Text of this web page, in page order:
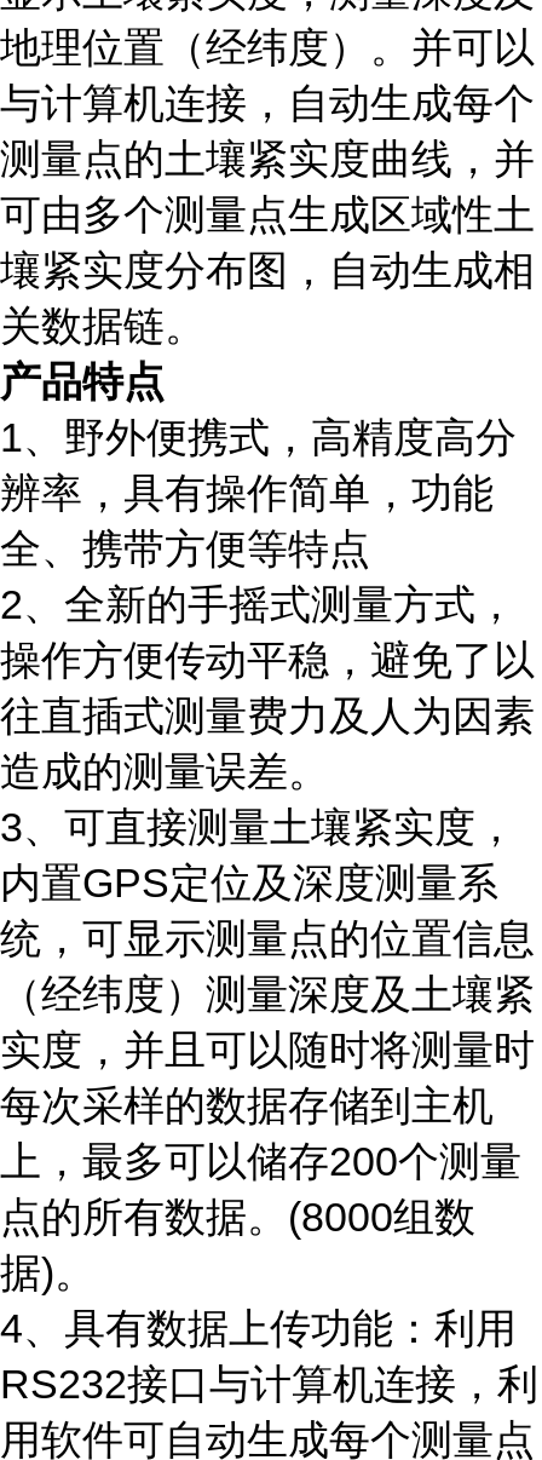
地理位置（经纬度）。并可以
与计算机连接，自动生成每个
测量点的土壤紧实度曲线，并
可由多个测量点生成区域性土
壤紧实度分布图，自动生成相
关数据链。
产品特点
1、 野外便携式，高精度高分
辨率，具有操作简单，功能
全、携带方便等特点
2、 全新的手摇式测量方式，
操作方便传动平稳，避免了以
往直插式测量费力及人为因素
造成的测量误差。
3、 可直接测量土壤紧实度，
内置GPS定位及深度测量系
统，可显示测量点的位置信息
（经纬度）测量深度及土壤紧
实度，并且可以随时将测量时
每次采样的数据存储到主机
上，最多可以储存200个测量
点的所有数据。(8000组数
据)。
4、 具有数据上传功能：利用
RS232接口与计算机连接，利
用软件可自动生成每个测量点